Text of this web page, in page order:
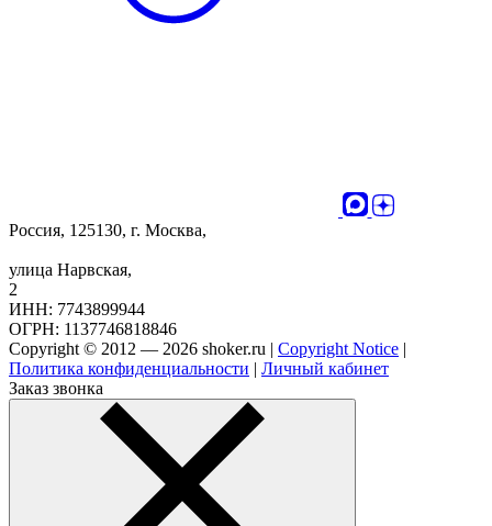
Россия, 125130, г. Москва,
улица Нарвская,
2
ИНН: 7743899944
ОГРН: 1137746818846
Copyright © 2012 — 2026 shoker.ru | Copyright Notice |
Политика конфиденциальности | Личный кабинет
Заказ звонка